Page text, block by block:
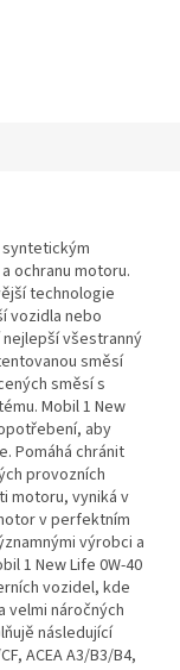
syntetickým
ochranu motoru.
technologie
vozidla nebo
všestranný
směsí
směsí s
Mobil 1 New
aby
Pomáhá chránit
provozních
motoru, vyniká v
v perfektním
výrobci a
1 New Life 0W-40
vozidel, kde
velmi náročných
následující
ACEA A3/B3/B4,